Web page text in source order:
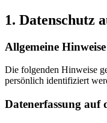
1. Datenschutz
Allgemeine Hinweise
Die folgenden Hinweise
persönlich identifiziert
Datenerfassung auf